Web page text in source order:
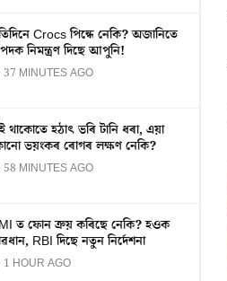
Crocs পিন্ধে নেকি? অজানিতে
নিমন্ত্ৰণ দিছে আপুনি!
37 MINUTES AGO
থাকোতে হঠাৎ ভৰি টানি ধৰা, এয়া
ভয়ংকৰ ৰোগৰ লক্ষণ নেকি?
58 MINUTES AGO
ত ফোন ক্ৰয় কৰিছে নেকি? হওক
RBI দিছে নতুন নিৰ্দেশনা
1 HOUR AGO